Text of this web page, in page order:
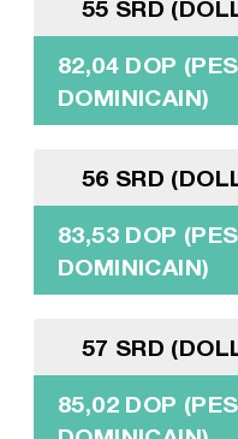
55 SRD
82,04 DOP
DOMINICAIN)
56 SRD
83,53 DOP
DOMINICAIN)
57 SRD
85,02 DOP